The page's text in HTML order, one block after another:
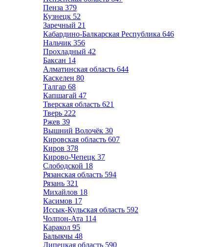
Пенза 379
Кузнецк 52
Заречный 21
Кабардино-Балкарская Республика 646
Нальчик 356
Прохладный 42
Баксан 14
Алматинская область 644
Каскелен 80
Талгар 68
Капшагай 47
Тверская область 621
Тверь 222
Ржев 39
Вышний Волочёк 30
Кировская область 607
Киров 378
Кирово-Чепецк 37
Слободской 18
Рязанская область 594
Рязань 321
Михайлов 18
Касимов 17
Иссык-Кульская область 592
Чолпон-Ата 114
Каракол 95
Балыкчы 48
Липецкая область 590